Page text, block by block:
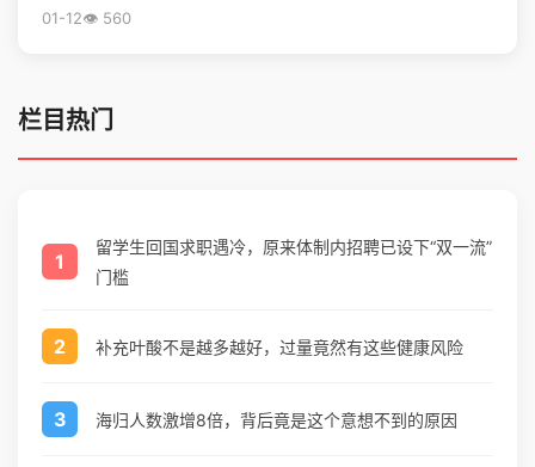
01-12👁️ 560
栏目热门
1
留学生回国求职遇冷，原来体制内招聘已设下“双一流”
门槛
2 补充叶酸不是越多越好，过量竟然有这些健康风险
3 海归人数激增8倍，背后竟是这个意想不到的原因